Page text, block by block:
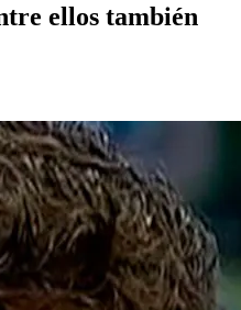
ellos también